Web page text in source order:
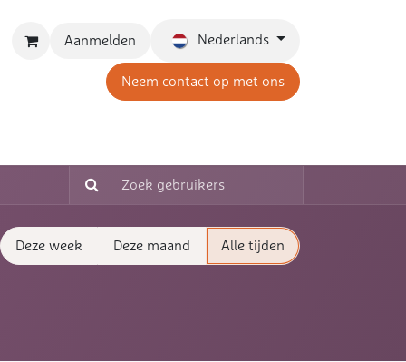
Aanmelden Nederlands
Neem contact op met ons
Deze week Deze maand Alle tijden